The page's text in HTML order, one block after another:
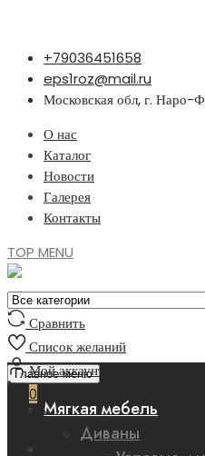
Перейти
содержимому
+79036451658
eps1roz@mail.ru
Московская обл, г. Наро-
О нас
Каталог
Новости
Галерея
Контакты
TOP MENU
Сравнить
Список желаний
Мой аккаунт
0
0,00 ₽
Главное меню
Мягкая мебель
Диваны